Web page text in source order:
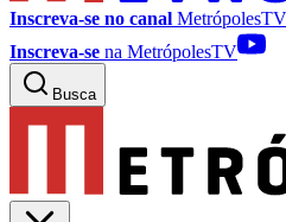
Inscreva-se no canal
Inscreva-se na MetrópolesTV
Busca